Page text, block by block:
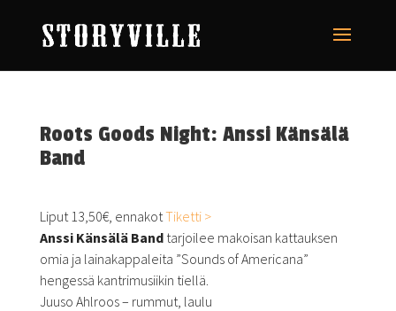
Roots Goods Night: Anssi Känsälä
Band
Liput 13,50€, ennakotTiketti >
Anssi KänsäläBand tarjoilee makoisan kattauksen
omia ja lainakappaleita ”Sounds of Americana”
hengessä kantrimusiikin tiellä.
Juuso Ahlroos – rummut, laulu